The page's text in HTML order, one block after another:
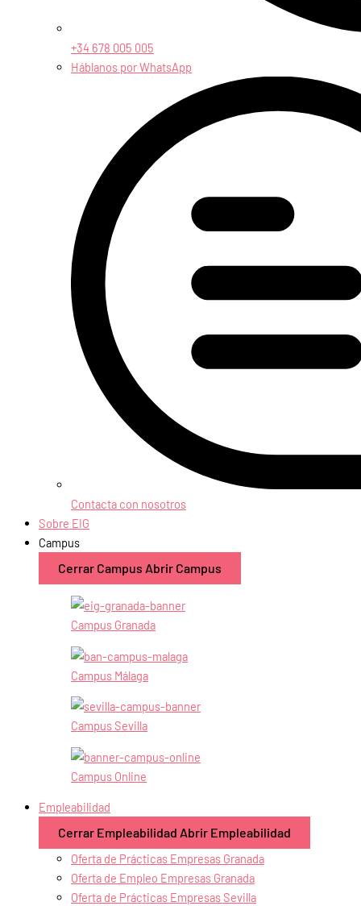
+34 678 005 005
Háblanos por WhatsApp
Contacta con nosotros
Sobre EIG
Campus
Cerrar Campus Abrir Campus
Campus Granada
Campus Málaga
Campus Sevilla
Campus Online
Empleabilidad
Cerrar Empleabilidad Abrir Empleabilidad
Oferta de Prácticas Empresas Granada
Oferta de Empleo Empresas Granada
Oferta de Prácticas Empresas Sevilla